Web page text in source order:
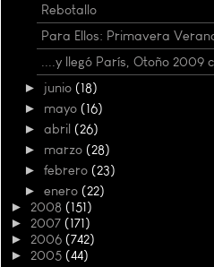
Rebotallo
Para Ellos: Primavera
....y llegó París, Otoño 2009
► junio (18)
► mayo (16)
► abril (26)
► marzo (28)
► febrero (23)
► enero (22)
► 2008 (151)
► 2007 (171)
► 2006 (742)
► 2005 (44)